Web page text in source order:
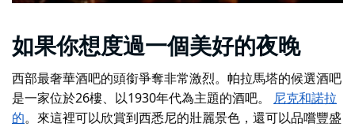
如果你想度過一個美好的夜晚
西部最奢華酒吧的頭銜爭奪非常激烈。帕拉馬塔的候選酒吧
是一家位於26樓、以1930年代為主題的酒吧。 尼克和諾拉
的。來這裡可以欣賞到西悉尼的壯麗景色，還可以品嚐豐盛